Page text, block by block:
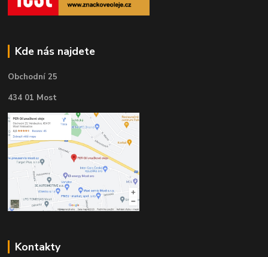
Kde nás najdete
Obchodní 25
434 01 Most
Kontakty